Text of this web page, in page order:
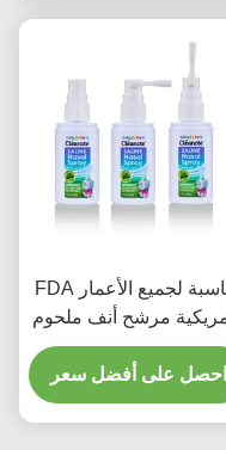
مناسبة لجميع الأعمار FDA
مرشح أنف ملحوم
باستخدام محلول
عقيم منتج تنظيف
أنف مناسب
احصل على أفضل سعر